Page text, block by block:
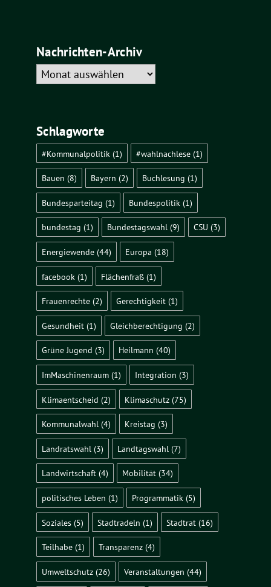
Nachrichten-Archiv
Nachrichten-
Archiv
Schlagworte
#Kommunalpolitik (1) #wahlnachlese(1)
Bauen (8) Bayern (2) Buchlesung (1)
Bundesparteitag (1) Bundespolitik(1)
bundestag (1) Bundestagswahl(9) CSU (3)
Energiewende (44) Europa (18)
facebook (1) Flächenfraß(1)
Frauenrechte (2) Gerechtigkeit(1)
Gesundheit (1) Gleichberechtigung (2)
Grüne Jugend (3) Heilmann (40)
ImMaschinenraum (1) Integration (3)
Klimaentscheid (2) Klimaschutz(75)
Kommunalwahl (4) Kreistag (3)
Landratswahl (3) Landtagswahl (7)
Landwirtschaft (4) Mobilität(34)
politisches Leben (1) Programmatik(5)
Soziales (5) Stadtradeln (1) Stadtrat(16)
Teilhabe (1) Transparenz(4)
Umweltschutz (26) Veranstaltungen (44)